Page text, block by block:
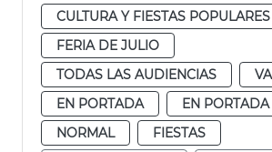
CULTURA Y FIESTAS POPULARES
FERIA DE JULIO
TODAS LAS AUDIENCIAS
EN PORTADA
EN
NORMAL
FIESTAS